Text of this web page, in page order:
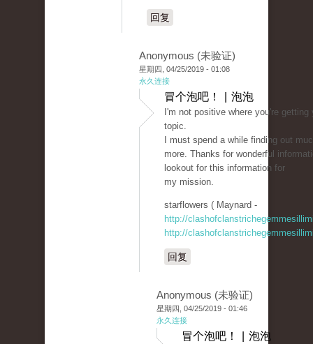
回复
Anonymous (未验证)
星期四, 04/25/2019 - 01:08
永久连接
冒个泡吧！ | 泡泡
I'm not positive where you're
topic.
I must spend a while finding out
more. Thanks for wonderful
lookout for this information for
my mission.
starflowers ( Maynard -
http://
http://
回复
Anonymous (未验证)
星期四, 04/25/2019 - 01:46
永久连接
冒个泡吧！ | 泡泡